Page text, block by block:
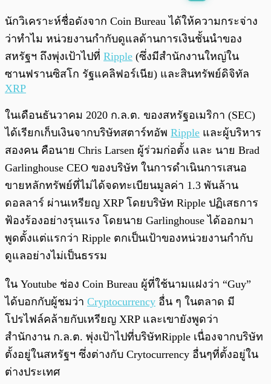
พร้อมเล่น
นักวิเคราะห์ชื่อดังจาก Coin Bureau ได้ให้ความกระจ่าง
ว่าทำไม หน่วยงานกำกับดูแลด้านการเงินชั้นนำของ
สหรัฐฯ ถึงพุ่งเป้าไปที่ Ripple (ซึ่งมีสำนักงานใหญ่ใน
ซานฟรานซิสโก รัฐแคลิฟอร์เนีย) และสินทรัพย์ดิจิทัล
XRP
ในเดือนธันวาคม 2020 ก.ล.ต. ของสหรัฐอเมริกา (SEC)
ได้เรียกเก็บเงินจากบริษัทสตาร์ทอัพ Ripple และผู้บริหาร
สองคน คือนาย Chris Larsen ผู้ร่วมก่อตั้ง และ นาย Brad
Garlinghouse CEO ของบริษัท ในการดำเนินการเสนอ
ขายหลักทรัพย์ที่ไม่ได้จดทะเบียนมูลค่า 1.3 พันล้าน
ดอลลาร์ ผ่านเหรียญ XRP โดยบริษัท Ripple ปฏิเสธการ
ฟ้องร้องอย่างรุนแรง โดยนาย Garlinghouse ได้ออกมา
พูดตั้งแต่แรกว่า Ripple ตกเป็นเป้าของหน่วยงานกำกับ
ดูแลอย่างไม่เป็นธรรม
ใน Youtube ช่อง Coin Bureau ผู้ที่ใช้นามแฝงว่า “Guy”
ได้บอกกับผู้ชมว่า Cryptocurrency อื่น ๆ ในตลาด มี
โปรไฟล์คล้ายกับเหรียญ XRP และเขายังพูดว่า
สำนักงาน ก.ล.ต. พุ่งเป้าไปที่บริษัทRipple เนื่องจากบริษัท
ตั้งอยู่ในสหรัฐฯ ซึ่งต่างกับ Crytocurrency อื่นๆที่ตั้งอยู่ใน
ต่างประเทศ